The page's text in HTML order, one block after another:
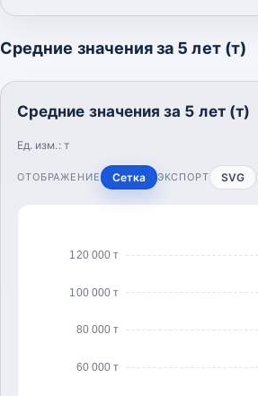
Средние значения за 5 лет (т)
Средние значения за 5 лет (т)
Ед. изм.: т
ОТОБРАЖЕНИЕ Сетка ЭКСПОРТ SVG
60 000 т
80 000 т
100 000 т
120 000 т